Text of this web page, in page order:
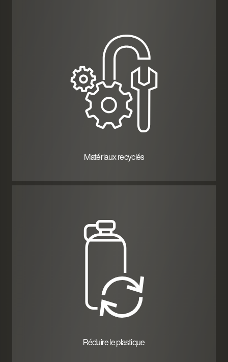
Matériaux recyclés
Réduire le plastique